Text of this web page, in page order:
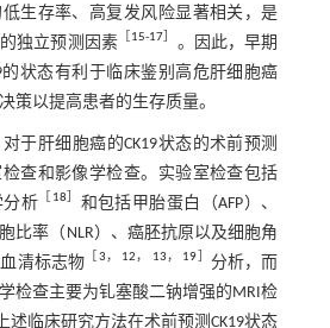
生存率、高复发风险显著相关，是
独立预测因素 ［15-17］ 。因此，早期
的状态有利于临床鉴别高危肝细胞癌
策以提高患者的生存质量。
于肝细胞癌的CK19状态的术前预测
查和影像学检查。实验室检查包括
分析 ［ 18］ 和包括甲胎蛋白（AFP）、
比率（NLR）、癌胚抗原以及细胞角
清标志物 ［3， 12， 13， 19］ 分析，而
检查主要为钆塞酸二钠增强的MRI检
述临床研究方法在术前预测CK19状态